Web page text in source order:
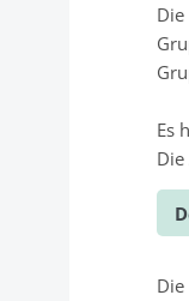
Es